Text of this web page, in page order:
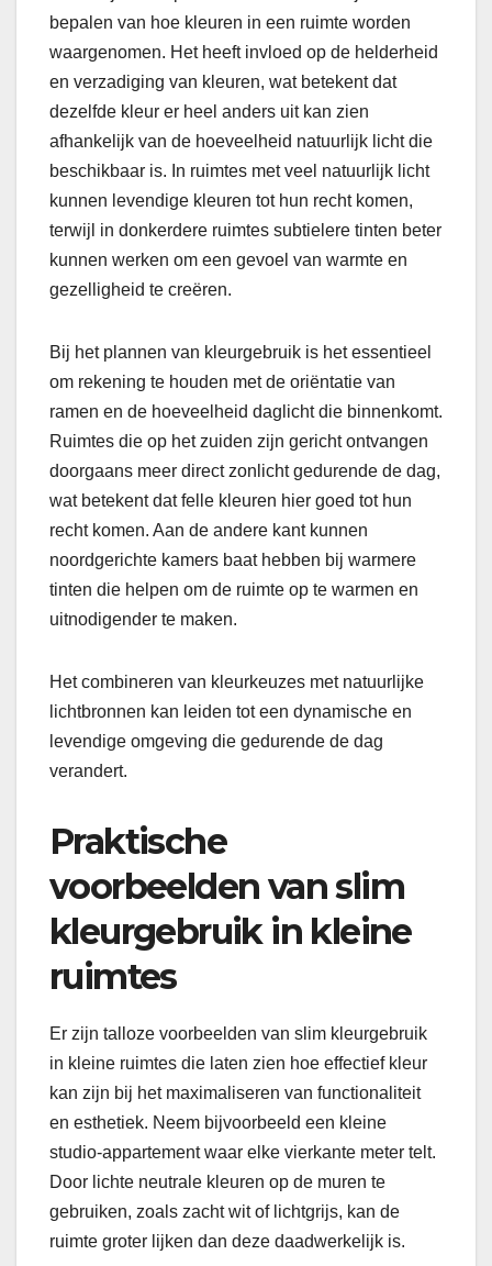
bepalen van hoe kleuren in een ruimte worden
waargenomen. Het heeft invloed op de helderheid
en verzadiging van kleuren, wat betekent dat
dezelfde kleur er heel anders uit kan zien
afhankelijk van de hoeveelheid natuurlijk licht die
beschikbaar is. In ruimtes met veel natuurlijk licht
kunnen levendige kleuren tot hun recht komen,
terwijl in donkerdere ruimtes subtielere tinten beter
kunnen werken om een gevoel van warmte en
gezelligheid te creëren.
Bij het plannen van kleurgebruik is het essentieel
om rekening te houden met de oriëntatie van
ramen en de hoeveelheid daglicht die binnenkomt.
Ruimtes die op het zuiden zijn gericht ontvangen
doorgaans meer direct zonlicht gedurende de dag,
wat betekent dat felle kleuren hier goed tot hun
recht komen. Aan de andere kant kunnen
noordgerichte kamers baat hebben bij warmere
tinten die helpen om de ruimte op te warmen en
uitnodigender te maken.
Het combineren van kleurkeuzes met natuurlijke
lichtbronnen kan leiden tot een dynamische en
levendige omgeving die gedurende de dag
verandert.
Praktische
voorbeelden van slim
kleurgebruik in kleine
ruimtes
Er zijn talloze voorbeelden van slim kleurgebruik
in kleine ruimtes die laten zien hoe effectief kleur
kan zijn bij het maximaliseren van functionaliteit
en esthetiek. Neem bijvoorbeeld een kleine
studio-appartement waar elke vierkante meter telt.
Door lichte neutrale kleuren op de muren te
gebruiken, zoals zacht wit of lichtgrijs, kan de
ruimte groter lijken dan deze daadwerkelijk is.